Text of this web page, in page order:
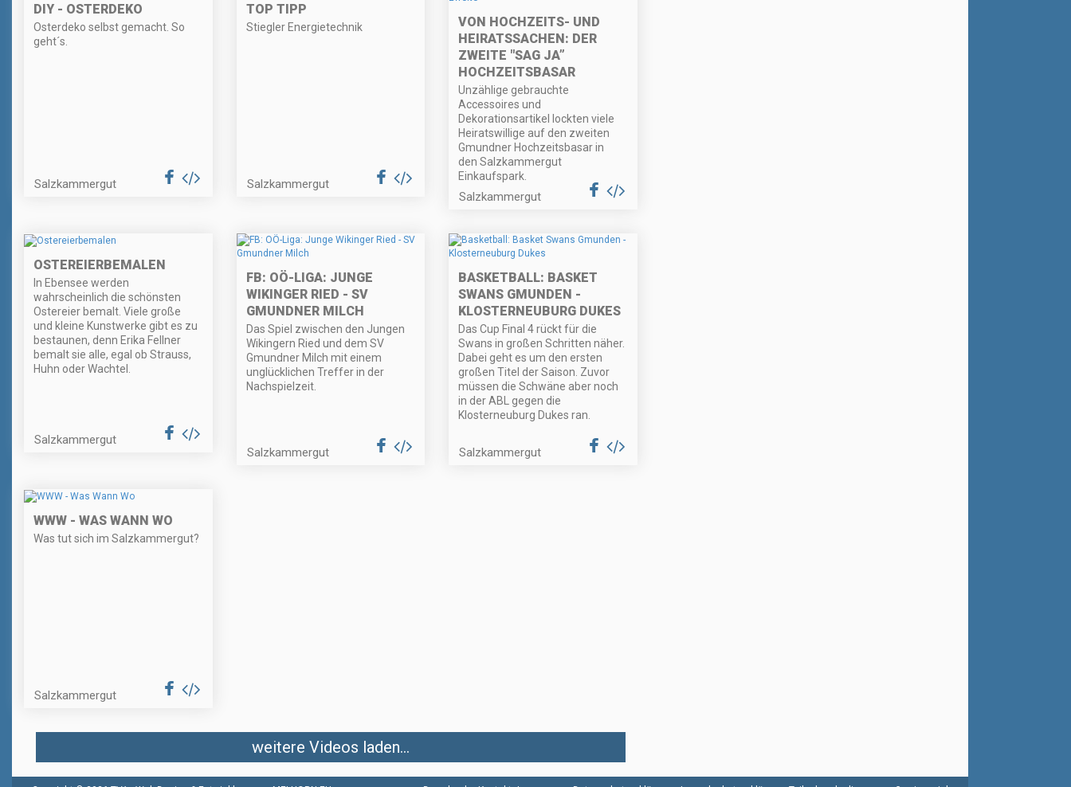
DIY - OSTERDEKO
Osterdeko selbst gemacht. So
geht´s.
Salzkammergut
TOP TIPP
Stiegler Energietechnik
Salzkammergut
VON HOCHZEITS- UND
HEIRATSSACHEN: DER
ZWEITE "SAG JA”
HOCHZEITSBASAR
Unzählige gebrauchte
Accessoires und
Dekorationsartikel lockten viele
Heiratswillige auf den zweiten
Gmundner Hochzeitsbasar in
den Salzkammergut
Einkaufspark.
Salzkammergut
OSTEREIERBEMALEN
In Ebensee werden
wahrscheinlich die schönsten
Ostereier bemalt. Viele große
und kleine Kunstwerke gibt es zu
bestaunen, denn Erika Fellner
bemalt sie alle, egal ob Strauss,
Huhn oder Wachtel.
Salzkammergut
FB: OÖ-LIGA: JUNGE
WIKINGER RIED - SV
GMUNDNER MILCH
Das Spiel zwischen den Jungen
Wikingern Ried und dem SV
Gmundner Milch mit einem
unglücklichen Treffer in der
Nachspielzeit.
Salzkammergut
BASKETBALL: BASKET
SWANS GMUNDEN -
KLOSTERNEUBURG DUKES
Das Cup Final 4 rückt für die
Swans in großen Schritten näher.
Dabei geht es um den ersten
großen Titel der Saison. Zuvor
müssen die Schwäne aber noch
in der ABL gegen die
Klosterneuburg Dukes ran.
Salzkammergut
WWW - WAS WANN WO
Was tut sich im Salzkammergut?
Salzkammergut
weitere Videos laden...